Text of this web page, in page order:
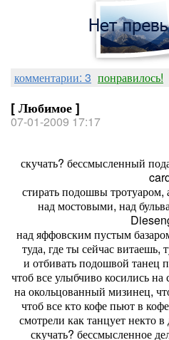
комментарии: 3 понравилось!
[ Любимое ]
07-01-2009 17:17
скучать? бессмысленный
стирать подошвы
над мостовыми, над
над яффовским пустым
туда, где ты сейчас витаешь,
и отбивать подошвой танец
чтоб все улыбчиво косились
на окольцованный мизинец,
чтоб все кто кофе пьют в
смотрели как танцует некто
скучать? бессмысленное